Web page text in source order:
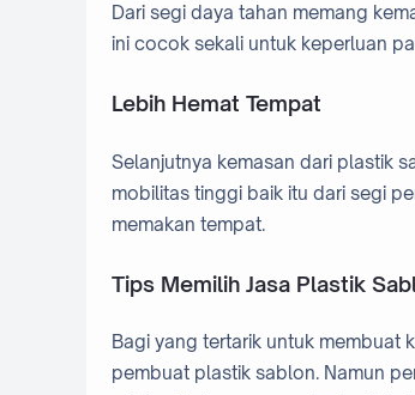
Dari segi daya tahan memang
ini cocok sekali untuk keperluan
Lebih Hemat Tempat
Selanjutnya kemasan dari plastik
mobilitas tinggi baik itu dari segi
memakan tempat.
Tips Memilih Jasa Plastik
Bagi yang tertarik untuk membuat
pembuat plastik sablon. Namun